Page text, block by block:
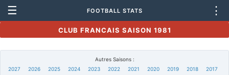
☰ FOOTBALL STATS ⋮
CLUB FRANCAIS SAISON 1981
Autres Saisons :
2027
2026 2025 2024 2023 2022 2021 2020 2019 2018
2017